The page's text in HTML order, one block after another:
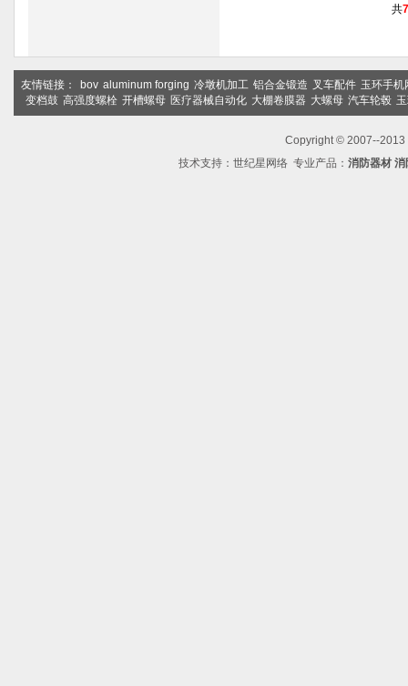
共
友情链接： bov aluminum forging 冷墩机加工 铝合金锻造 叉车配件 玉环手机
变档鼓 高强度螺栓 开槽螺母 医疗器械自动化 大棚卷膜器 大螺母 汽车轮毂
Copyright © 2007--2013
技术支持： 世纪星网络专业产品： 消防器材 消